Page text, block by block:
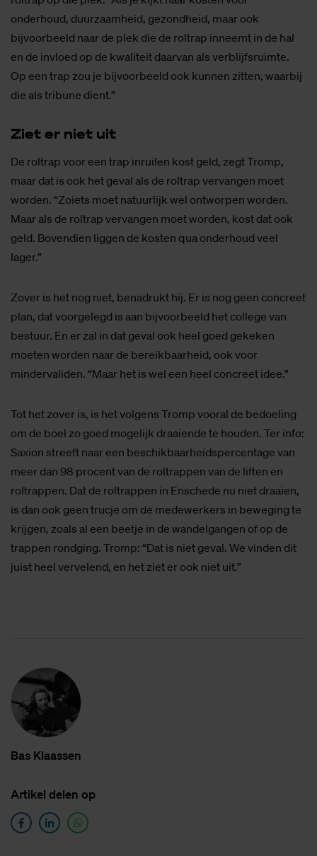
onderhoud, duurzaamheid, gezondheid, maar ook
bijvoorbeeld naar de plek die de roltrap inneemt in de hal
en de invloed op de kwaliteit daarvan als verblijfsruimte.
Op een trap zou je bijvoorbeeld ook kunnen zitten, waarbij
die als tribune dient.”
Ziet er niet uit
De roltrap voor een trap inruilen kost geld, zegt Tromp,
maar dat is ook het geval als de roltrap vervangen moet
worden. “Zoiets moet natuurlijk wel ontworpen worden.
Maar als de roltrap vervangen moet worden, kost dat ook
geld. Bovendien liggen de kosten qua onderhoud veel
lager.”
Zover is het nog niet, benadrukt hij. Er is nog geen concreet
plan, dat voorgelegd is aan bijvoorbeeld het college van
bestuur. En er zal in dat geval ook heel goed gekeken
moeten worden naar de bereikbaarheid, ook voor
mindervaliden. “Maar het is wel een heel concreet idee.”
Tot het zover is, is het volgens Tromp vooral de bedoeling
om de boel zo goed mogelijk draaiende te houden. Ter info:
Saxion streeft naar een beschikbaarheidspercentage van
meer dan 98 procent van de roltrappen van de liften en
roltrappen. Dat de roltrappen in Enschede nu niet draaien,
is dan ook geen trucje om de medewerkers in beweging te
krijgen, zoals al een beetje in de wandelgangen of op de
trappen rondging. Tromp: “Dat is niet geval. We vinden dit
juist heel vervelend, en het ziet er ook niet uit.”
Bas Klaas­sen
Ar­ti­kel de­len op